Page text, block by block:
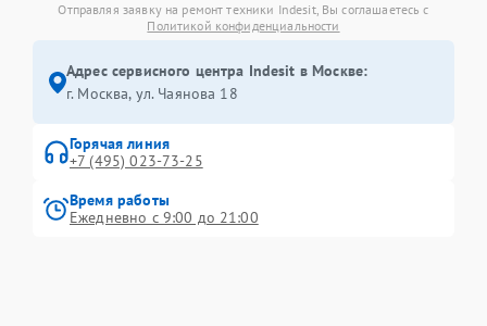
Отправляя заявку на ремонт техники Indesit, Вы соглашаетесь с
Политикой конфиденциальности
Адрес сервисного центра Indesit в Москве:
г. Москва, ул. Чаянова 18
Горячая линия
+7 (495) 023-73-25
Время работы
Ежедневно с 9:00 до 21:00